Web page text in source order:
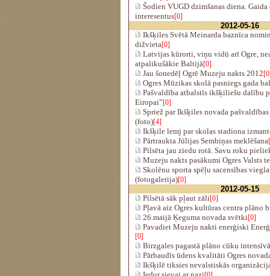
Šodien VUGD dzimšanas diena. Gaida
interesentus[0]
2012-05-16
Ikšķiles Svētā Meinarda baznīca
dižvieta[0]
Latvijas kūrorti, viņu vidū arī Ogre,
atpalikušākie Baltijā[0]
Jau šonedēļ Ogrē Muzeju nakts 2012
Ogres Mūzikas skolā pasniegs gada
Pašvaldība atbalstīs ikšķiliešu dalību
Eiropai”[0]
Spriež par Ikšķiles novada
(foto)[4]
Ikšķile lemj par skolas stadiona
Pārtraukta Jūlijas Sembiņas meklēšana
Pilsēta jau ziedu rotā. Savu roku
Muzeju nakts pasākumi Ogres Valsts
Skolēnu sporta spēļu sacensības
(fotogalerija)[0]
2012-05-15
Pilsētā sāk pļaut zāli[0]
Pļavā aiz Ogres kultūras centra plāno
26.maijā Ķeguma novada svētki[0]
Pavadiet Muzeju nakti enerģiski
[0]
Birzgales pagastā plāno cūku
Pārbaudīs ūdens kvalitāti Ogres
Ikšķilē tiksies nevalstiskās